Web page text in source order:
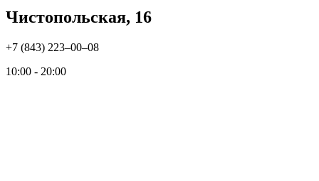
Чистопольская, 16
+7 (843) 223‒00‒08
10:00 - 20:00